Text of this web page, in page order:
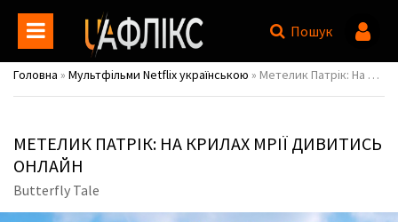
Пошук
Головна » Мультфільми Netflix українською » Метелик Патрік: На крилах мрії / Butterfly Tale
МЕТЕЛИК ПАТРІК: НА КРИЛАХ МРІЇ ДИВИТИСЬ
ОНЛАЙН
Butterfly Tale